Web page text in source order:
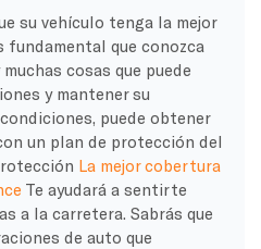
su vehículo tenga la mejor
que conozca
cosas que puede
y mantener su
puede obtener
un plan de protección del
La mejor cobertura
Te ayudará a sentirte
a la carretera. Sabrás que
de auto que